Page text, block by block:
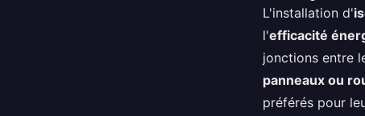
L'installation d'
l'efficacité
jonctions entre
panneaux ou
préférés pour